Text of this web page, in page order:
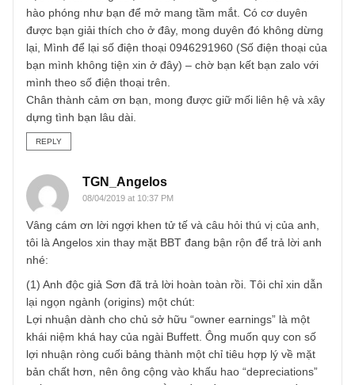
bạn có thể mua với giá hợp lý, không cần căn ke từng
đâu.
Phượng
09/04/2019 at 8:27 AM
Chân thành cảm ơn những chỉ dẫn cụ thể và rõ ràng của
Bạn giúp mình hiểu ra nhiều thứ mà mình đang cần, mình
là người ngoại đạo trong ngành tài chính, đang tự mò
học hỏi, rất mong được kết bạn với người nhiệt thành và
hào phóng như bạn để mở mang tầm mắt. Có cơ duyên
được bạn giải thích cho ở đây, mong duyên đó không
lại, Mình để lại số điện thoại 0946291960 (Số điện thoại
bạn mình không tiện xin ở đây) – chờ bạn kết bạn zalo với
mình theo số điện thoại trên.
Chân thành cảm ơn bạn, mong được giữ mối liên hệ và
dựng tình bạn lâu dài.